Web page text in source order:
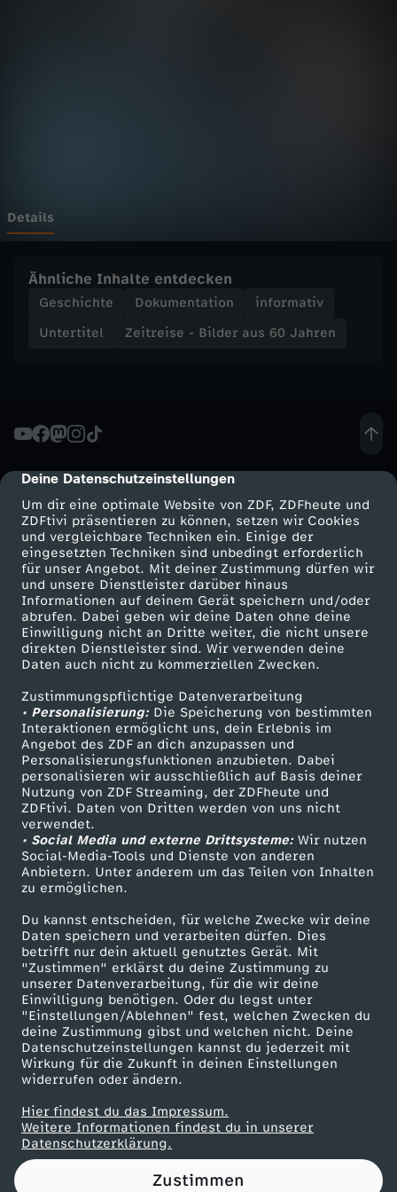
cmp-dialog-description
Deine Datenschutzeinstellungen
Um dir eine optimale Website von ZDF, ZDFheute und
ZDFtivi präsentieren zu können, setzen wir Cookies
und vergleichbare Techniken ein. Einige der
eingesetzten Techniken sind unbedingt erforderlich
für unser Angebot. Mit deiner Zustimmung dürfen wir
und unsere Dienstleister darüber hinaus
Informationen auf deinem Gerät speichern und/oder
abrufen. Dabei geben wir deine Daten ohne deine
Einwilligung nicht an Dritte weiter, die nicht unsere
direkten Dienstleister sind. Wir verwenden deine
Daten auch nicht zu kommerziellen Zwecken.
Zustimmungspflichtige Datenverarbeitung
• Personalisierung:Die Speicherung von bestimmten
Interaktionen ermöglicht uns, dein Erlebnis im
Angebot des ZDF an dich anzupassen und
Personalisierungsfunktionen anzubieten. Dabei
personalisieren wir ausschließlich auf Basis deiner
Nutzung von ZDF Streaming, der ZDFheute und
ZDFtivi. Daten von Dritten werden von uns nicht
verwendet.
• Social Media und externe Drittsysteme:Wir nutzen
Social-Media-Tools und Dienste von anderen
Anbietern. Unter anderem um das Teilen von Inhalten
zu ermöglichen.
Du kannst entscheiden, für welche Zwecke wir deine
Daten speichern und verarbeiten dürfen. Dies
betrifft nur dein aktuell genutztes Gerät. Mit
"Zustimmen" erklärst du deine Zustimmung zu
unserer Datenverarbeitung, für die wir deine
Einwilligung benötigen. Oder du legst unter
"Einstellungen/Ablehnen" fest, welchen Zwecken du
deine Zustimmung gibst und welchen nicht. Deine
Datenschutzeinstellungen kannst du jederzeit mit
Wirkung für die Zukunft in deinen Einstellungen
widerrufen oder ändern.
Hier findest du das Impressum.
Weitere Informationen findest du in unserer
Datenschutzerklärung.
Zustimmen
l
d
e
u
s
6
0
J
a
h
r
e
n
-
D
a
s
J
a
h
r
Details
Ähnliche Inhalte entdecken
Geschichte Dokumentation
informativ
Untertitel
Zeitreise - Bilder aus 60 Jahren
Mehr ZDF
ZDF-Apps
Smart TV
ZDFtext
Livestreams
Sendungen A-Z
TV-Programm
Service
ZDFmitreden
Kontakt zum ZDF
Tickets
Zuschauerservice
Hilfe
ZDF Unternehmen
Karriere
ZDF goes Schule
Werbefernsehen
Mainzelmännchen
Partner